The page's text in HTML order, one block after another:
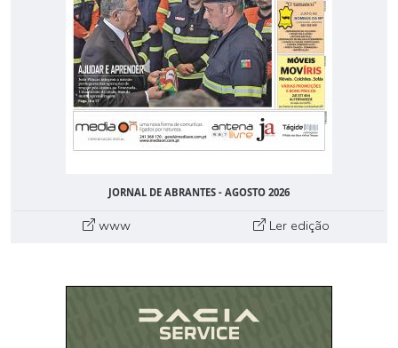
JORNAL DE ABRANTES - AGOSTO 2026
www Ler edição